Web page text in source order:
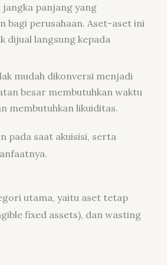
panjang yang
bagi perusahaan. Aset-aset ini
dijual langsung kepada
mudah dikonversi menjadi
besar membutuhkan waktu
membutuhkan likuiditas.
pada saat akuisisi, serta
utama, yaitu aset tetap
fixed assets), dan wasting